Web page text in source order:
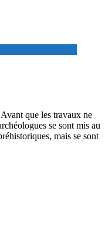
que les travaux ne
se sont mis au
mais se sont